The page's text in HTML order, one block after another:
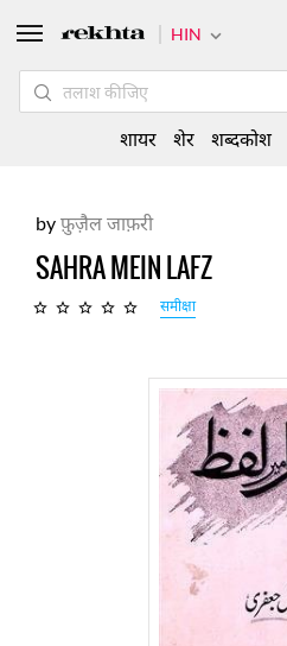
byफ़ुज़ैल जाफ़री
SAHRA MEIN LAFZ
समीक्षा
HIN
शायर शेर शब्दकोश